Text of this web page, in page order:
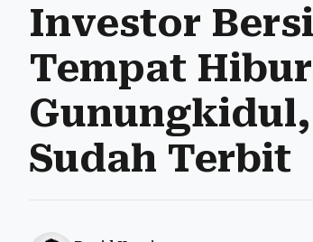
Investor
Tempat
Sudah Terbit